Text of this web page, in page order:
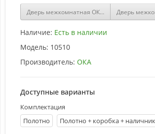
Дверь межкомнатная ОКА Турин ДГ
Дверь
Наличие: Есть в наличии
Модель: 10510
Производитель: ОКА
Доступные варианты
Комплектация
Полотно
Полотно + коробка +